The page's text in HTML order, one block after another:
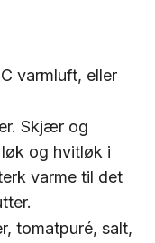
varmluft, eller
Skjær og
og hvitløk i
varme til det
tomatpuré, salt,